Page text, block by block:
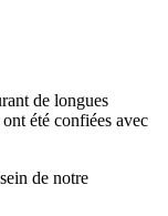
de longues
été confiées avec
de notre